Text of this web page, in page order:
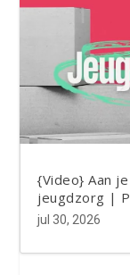
{Video} Aan
jeugdzorg |
jul 30, 2026